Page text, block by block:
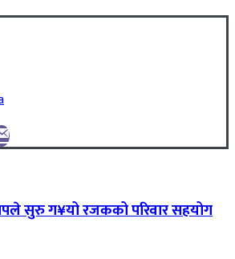
सुरु ग¥यो रजकको परिवार सहयोग